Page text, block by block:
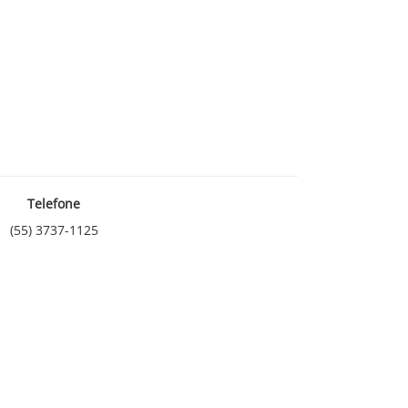
Telefone
(55) 3737-1125